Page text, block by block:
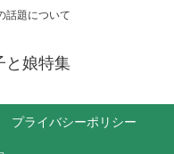
話題について
と娘特集
プライバシーポリシー